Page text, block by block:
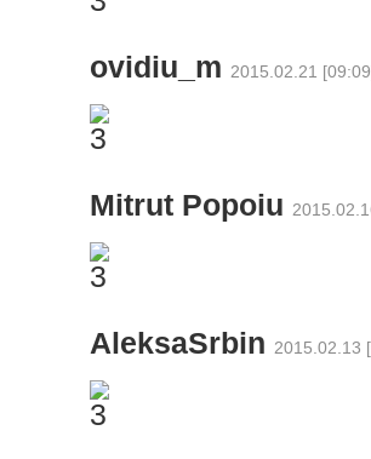
ovidiu_m 2015.02.21
Mitrut Popoiu
AleksaSrbin 2015.02.13